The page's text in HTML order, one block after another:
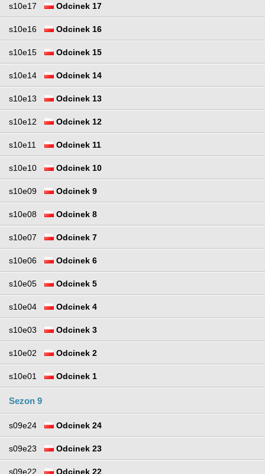
s10e17 Odcinek 17
s10e16 Odcinek 16
s10e15 Odcinek 15
s10e14 Odcinek 14
s10e13 Odcinek 13
s10e12 Odcinek 12
s10e11 Odcinek 11
s10e10 Odcinek 10
s10e09 Odcinek 9
s10e08 Odcinek 8
s10e07 Odcinek 7
s10e06 Odcinek 6
s10e05 Odcinek 5
s10e04 Odcinek 4
s10e03 Odcinek 3
s10e02 Odcinek 2
s10e01 Odcinek 1
Sezon 9
s09e24 Odcinek 24
s09e23 Odcinek 23
s09e22 Odcinek 22